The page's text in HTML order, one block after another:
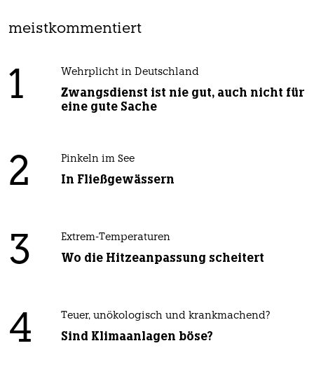
meistkommentiert
1 Wehrplicht in Deutschland
Zwangsdienst ist nie gut, auch nicht für
eine gute Sache
2 Pinkeln im See
In Fließgewässern
3 Extrem-Temperaturen
Wo die Hitzeanpassung scheitert
4 Teuer, unökologisch und krankmachend?
Sind Klimaanlagen böse?